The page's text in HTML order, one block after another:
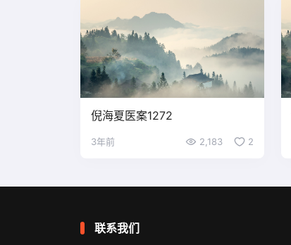
倪海夏医案1272
3年前 2,183 2
联系我们